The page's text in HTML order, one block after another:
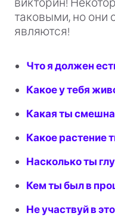
викторин!
таковыми, но они
являются!
Что я должен
Какое у тебя
Какая ты
Какое растение
Насколько ты
Кем ты был в
Не участвуй в